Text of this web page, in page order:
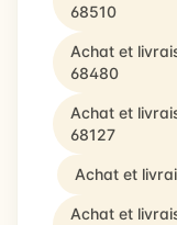
68510
Achat et
68480
Achat et
68127
Achat et
Achat et